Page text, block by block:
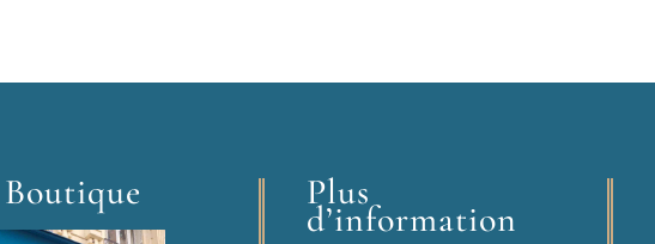
Plus
d’information